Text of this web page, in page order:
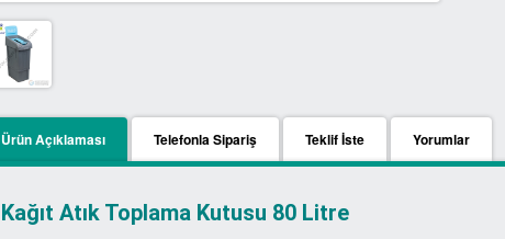
Ürün Açıklaması Telefonla Sipariş Teklif İste Yorumlar
Kağıt Atık Toplama Kutusu 80 Litre